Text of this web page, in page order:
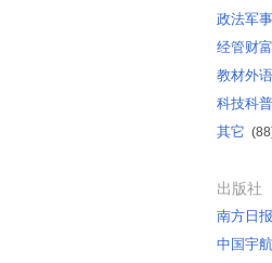
政法军事
经管财富
教材外语
科技科普
其它
出版社
南方日
中国宇